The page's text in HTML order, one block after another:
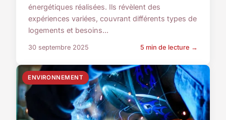
énergétiques réalisées. Ils révèlent des
expériences variées, couvrant différents types de
logements et besoins...
30 septembre 2025 5 min de lecture →
ENVIRONNEMENT